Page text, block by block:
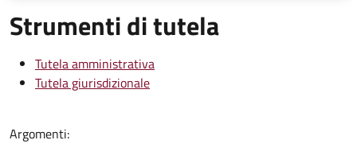
Strumenti di tutela
Tutela amministrativa
Tutela giurisdizionale
Argomenti: